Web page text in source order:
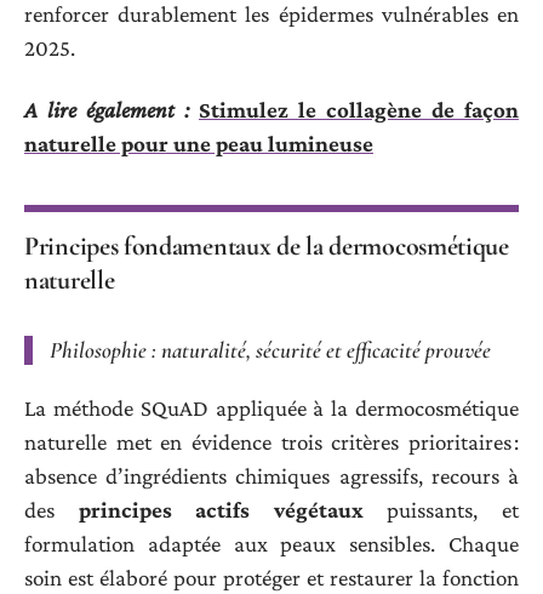
renforcer durablement les épidermes vulnérables en
2025.
A lire également : Stimulez le collagène de façon
naturelle pour une peau lumineuse
Principes fondamentaux de la dermocosmétique
naturelle
Philosophie : naturalité, sécurité et efficacité prouvée
La méthode SQuAD appliquée à la dermocosmétique
naturelle met en évidence trois critères prioritaires :
absence d’ingrédients chimiques agressifs, recours à
des principes actifs végétauxpuissants, et
formulation adaptée aux peaux sensibles. Chaque
soin est élaboré pour protéger et restaurer la fonction